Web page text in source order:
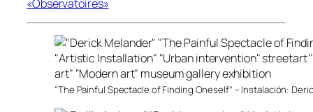
«Observatoires»
“The Painful Spectacle of Finding Oneself” – Instalación: